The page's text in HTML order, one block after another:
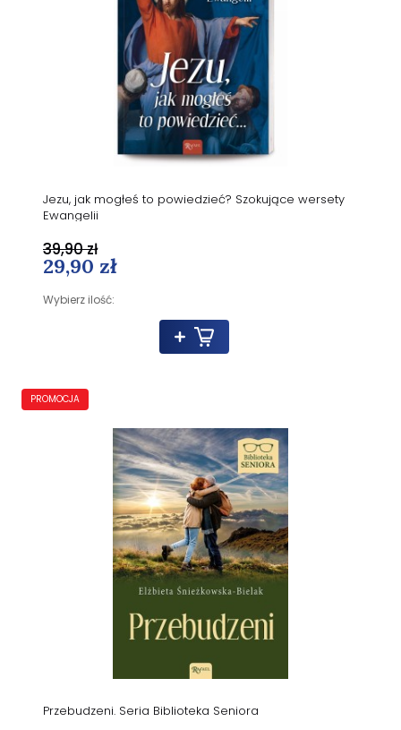
Jezu, jak mogłeś to powiedzieć? Szokujące wersety
Ewangelii
29,90 zł
Wybierz ilość:
39,90 zł
Przebudzeni. Seria Biblioteka Seniora
PROMOCJA